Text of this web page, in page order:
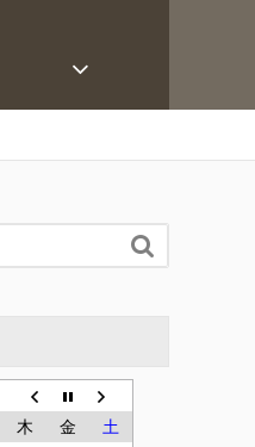

木 金
土